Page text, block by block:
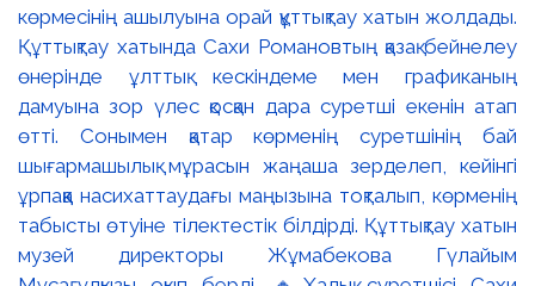
көрмесінің ашылуына орай құттықтау хатын жолдады.
Құттықтау хатында Сахи Романовтың қазақ бейнелеу
өнерінде ұлттық кескіндеме мен графиканың
дамуына зор үлес қосқан дара суретші екенін атап
өтті. Сонымен қатар көрменің суретшінің бай
шығармашылық мұрасын жаңаша зерделеп, кейінгі
ұрпаққа насихаттаудағы маңызына тоқталып, көрменің
табысты өтуіне тілектестік білдірді. Құттықтау хатын
музей директоры Жұмабекова Гүлайым